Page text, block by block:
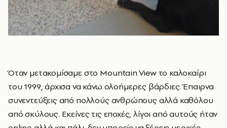
Όταν μετακομίσαμε στο Mountain View το καλοκαίρι
του 1999, άρχισα να κάνω ολοήμερες βάρδιες. Έπαιρνα
συνεντεύξεις από πολλούς ανθρώπους αλλά καθόλου
από σκύλους. Εκείνες τις εποχές, λίγοι από αυτούς ήταν